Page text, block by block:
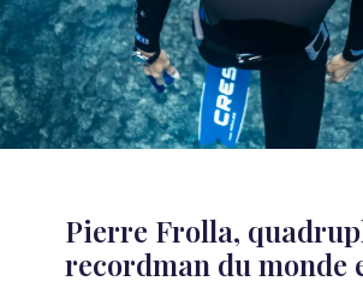
Pierre Frolla,
recordman du monde